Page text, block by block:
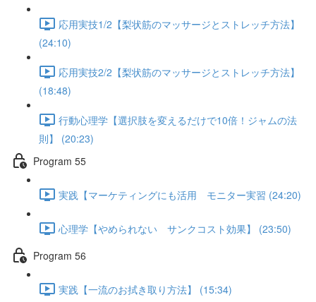
応用実技1/2【梨状筋のマッサージとストレッチ方法】
(24:10)
応用実技2/2【梨状筋のマッサージとストレッチ方法】
(18:48)
行動心理学【選択肢を変えるだけで10倍！ジャムの法
則】 (20:23)
Program 55
実践【マーケティングにも活用 モニター実習 (24:20)
心理学【やめられない サンクコスト効果】 (23:50)
Program 56
実践【一流のお拭き取り方法】 (15:34)